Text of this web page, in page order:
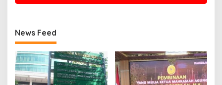
News Feed